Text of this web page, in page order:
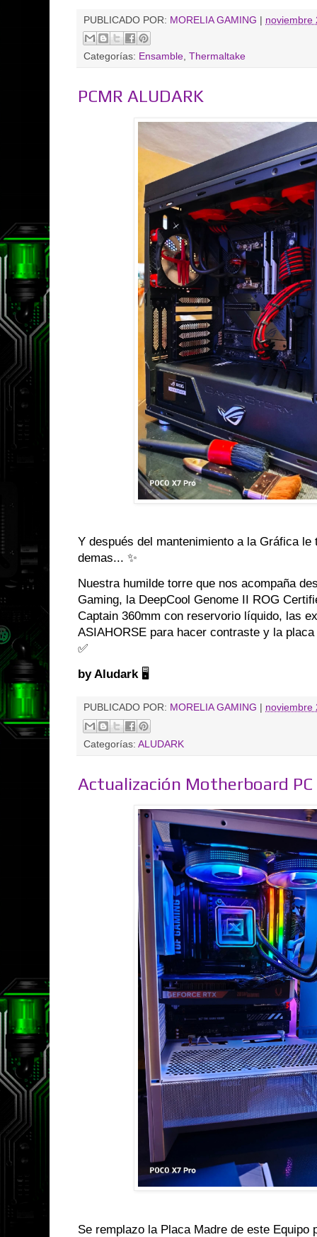
PUBLICADO POR: MORELIA GAMING noviembre
Categorías: Ensamble, Thermaltake
PCMR ALUDARK
Y después del mantenimiento a la Gráfica
demas... ✨
Nuestra humilde torre que nos acompaña
Gaming, la DeepCool Genome II ROG
Captain 360mm con reservorio líquido, las
ASIAHORSE para hacer contraste y la
✅
by Aludark🖥️
PUBLICADO POR: MORELIA GAMING noviembre
Categorías: ALUDARK
Actualización Motherboard PC
Se remplazo la Placa Madre de este Equipo